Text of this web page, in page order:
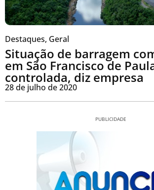
Destaques, Geral
Situação de barragem
em São Francisco de
controlada, diz empresa
28 de julho de 2020
PUBLICIDADE